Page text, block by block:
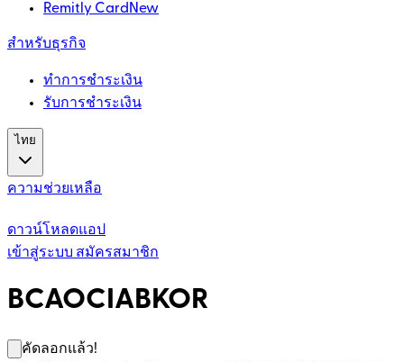
Remitly Card New
สำหรับธุรกิจ
ทำการชำระเงิน
รับการชำระเงิน
ไทย
ความช่วยเหลือ
ดาวน์โหลดแอป
เข้าสู่ระบบ สมัครสมาชิก
BCAOCIABKOR
คัดลอกแล้ว!